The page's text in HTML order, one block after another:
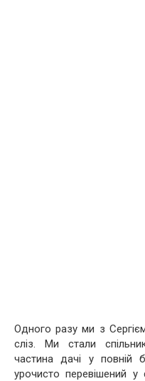
Одного разу ми з
сліз. Ми стали
частина дачі у повній
урочисто перевішений